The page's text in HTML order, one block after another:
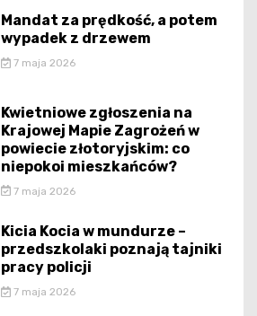
Mandat za prędkość, a potem
wypadek z drzewem
7 maja 2026
Kwietniowe zgłoszenia na
Krajowej Mapie Zagrożeń w
powiecie złotoryjskim: co
niepokoi mieszkańców?
7 maja 2026
Kicia Kocia w mundurze –
przedszkolaki poznają tajniki
pracy policji
7 maja 2026